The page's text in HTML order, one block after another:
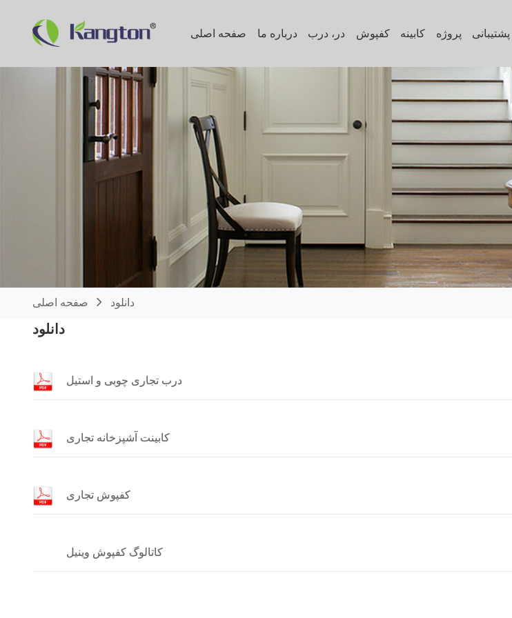
صفحه اصلی درباره ما در، درب کفپوش کابینه پروژه پشتیبانی
صفحه اصلی دانلود
دانلود
درب تجاری چوبی و استیل
کابینت آشپزخانه تجاری
کفپوش تجاری
کاتالوگ کفپوش وینیل